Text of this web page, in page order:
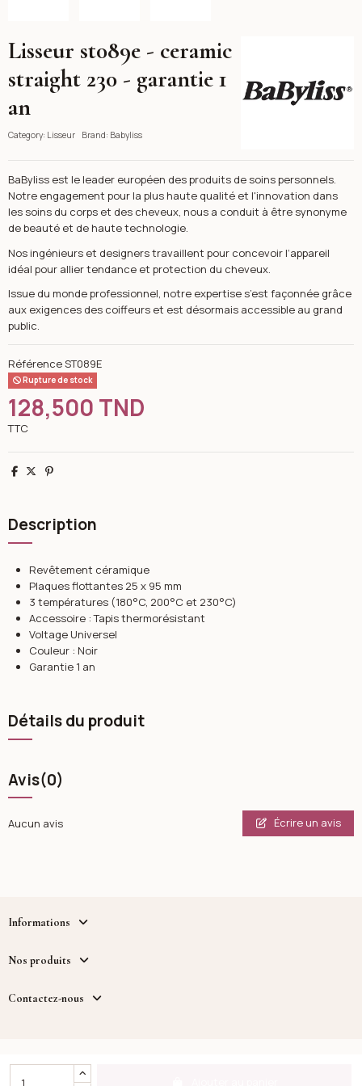
Lisseur st089e - ceramic
straight 230 - garantie 1
an
Category: Lisseur Brand: Babyliss
BaByliss est le leader européen des produits de soins personnels.
Notre engagement pour la plus haute qualité et l'innovation dans
les soins du corps et des cheveux, nous a conduit à être synonyme
de beauté et de haute technologie.
Nos ingénieurs et designers travaillent pour concevoir l‘appareil
idéal pour allier tendance et protection du cheveux.
Issue du monde professionnel, notre expertise s’est façonnée grâce
aux exigences des coiffeurs et est désormais accessible au grand
public.
RéférenceST089E
Rupture de stock
128,500 TND
TTC
Partager
TweetPinterest
Description
Revêtement céramique
Plaques flottantes 25 x 95 mm
3 températures (180°C, 200°C et 230°C)
Accessoire : Tapis thermorésistant
Voltage Universel
Couleur : Noir
Garantie 1 an
Détails du produit
Avis(0)
Aucun avis Écrire un avis
Informations
Nos produits
Contactez-nous